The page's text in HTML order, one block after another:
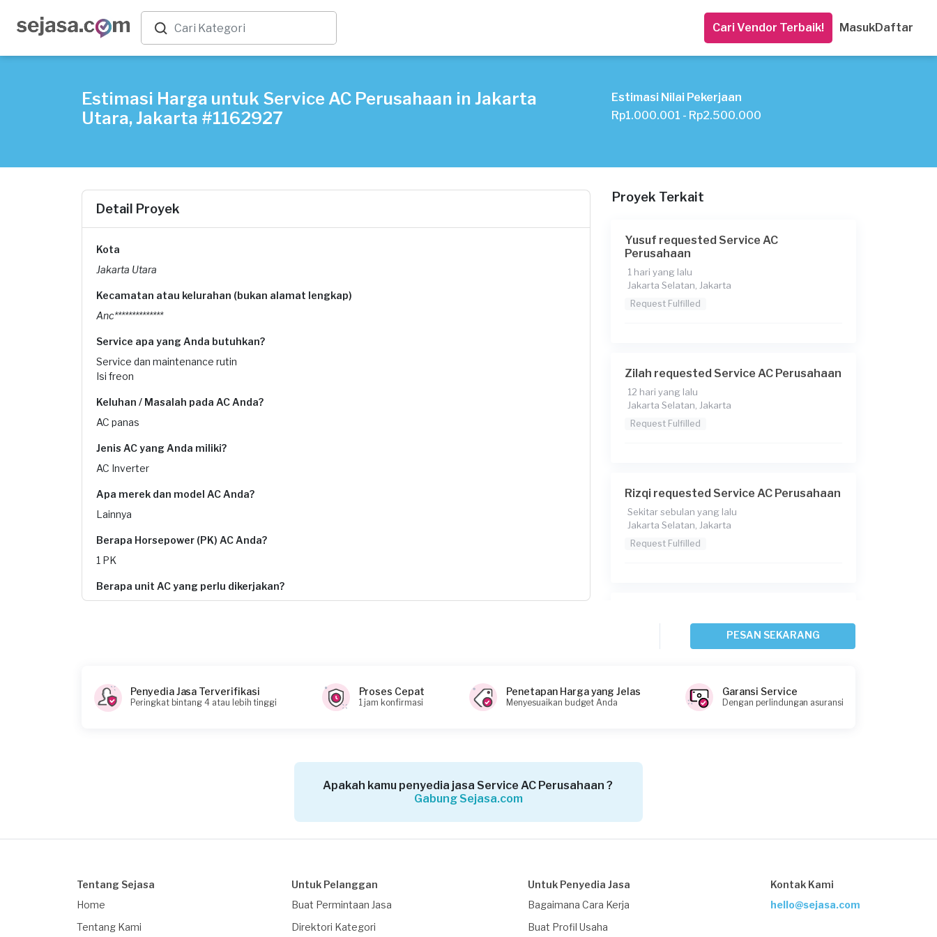
Cari Vendor Terbaik! MasukDaftar
Estimasi Harga untuk Service AC Perusahaan in Jakarta
Utara, Jakarta #1162927
Estimasi Nilai Pekerjaan
Rp1.000.001 - Rp2.500.000
Detail Proyek
Kota
Jakarta Utara
Kecamatan atau kelurahan (bukan alamat lengkap)
Anc**************
Service apa yang Anda butuhkan?
Service dan maintenance rutin
Isi freon
Keluhan / Masalah pada AC Anda?
AC panas
Jenis AC yang Anda miliki?
AC Inverter
Apa merek dan model AC Anda?
Lainnya
Berapa Horsepower (PK) AC Anda?
1 PK
Berapa unit AC yang perlu dikerjakan?
Jenis pekerjaan?
Proyek Terkait
Yusuf requested Service AC
Perusahaan
1 hari yang lalu
Jakarta Selatan, Jakarta
Request Fulfilled
Zilah requested Service AC Perusahaan
12 hari yang lalu
Jakarta Selatan, Jakarta
Request Fulfilled
Rizqi requested Service AC Perusahaan
Sekitar sebulan yang lalu
Jakarta Selatan, Jakarta
Request Fulfilled
Perusahaan
4 bulan yang lalu
Perusahaan
Adnan requested Service AC
Perusahaan
12 bulan yang lalu
PESAN SEKARANG
Penyedia Jasa Terverifikasi
Peringkat bintang 4 atau lebih tinggi
Proses Cepat
1 jam konfirmasi
Penetapan Harga yang Jelas
Menyesuaikan budget Anda
Garansi Service
Dengan perlindungan asuransi
Apakah kamu penyedia jasa Service AC Perusahaan ?
Gabung Sejasa.com
Tentang Sejasa
Home
Tentang Kami
Untuk Pelanggan
Buat Permintaan Jasa
Direktori Kategori
Untuk Penyedia Jasa
Bagaimana Cara Kerja
Buat Profil Usaha
Kontak Kami
hello@sejasa.com